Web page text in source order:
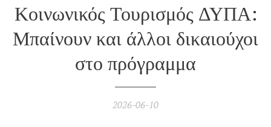
Κοινωνικός Τουρισμός ΔΥΠΑ:
Μπαίνουν και άλλοι δικαιούχοι
στο πρόγραμμα
2026-06-10